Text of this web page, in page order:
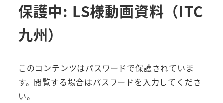
保護中: LS様動画資料（ITC
九州）
このコンテンツはパスワードで保護されていま
す。閲覧する場合はパスワードを入力してくださ
い。